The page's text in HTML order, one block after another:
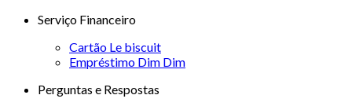
Serviço Financeiro
Cartão Le biscuit
Empréstimo Dim Dim
Perguntas e Respostas